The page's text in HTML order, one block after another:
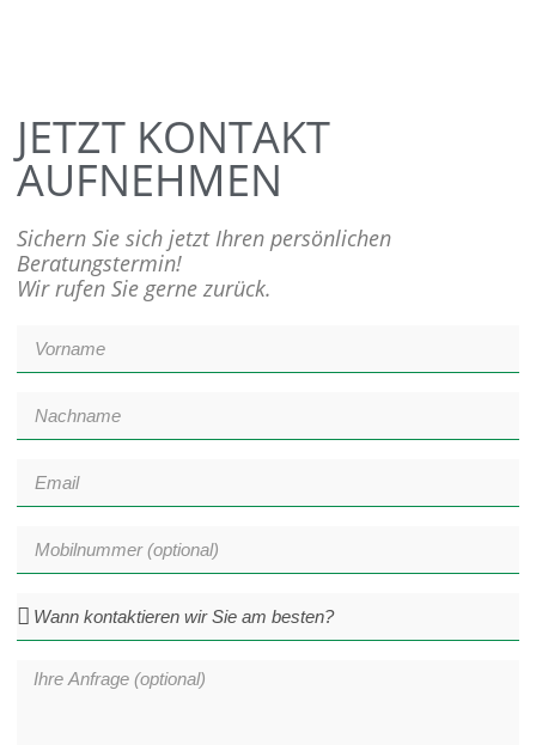
JETZT KONTAKT
AUFNEHMEN
Sichern Sie sich jetzt Ihren persönlichen
Beratungstermin!
Wir rufen Sie gerne zurück.